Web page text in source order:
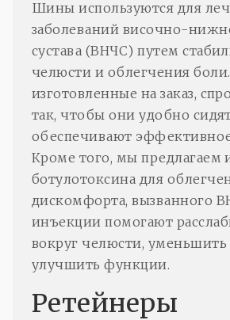
Шины используются для
заболеваний височно-
сустава (ВНЧС) путем
челюсти и облегчения
изготовленные на заказ,
так, чтобы они удобно
обеспечивают
Кроме того, мы предлагаем
ботулотоксина для
дискомфорта, вызванного
инъекции помогают
вокруг челюсти, уменьшить
улучшить функции.
Ретейнеры